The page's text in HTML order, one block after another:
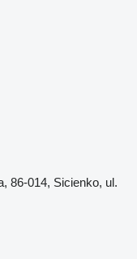
86-014, Sicienko, ul.